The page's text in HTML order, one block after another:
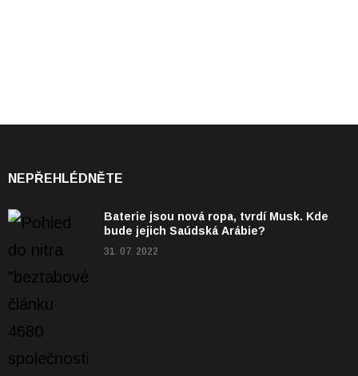
NEPŘEHLÉDNĚTE
Baterie jsou nová ropa, tvrdí Musk. Kde
bude jejich Saúdská Arábie?
31. 07. 2022